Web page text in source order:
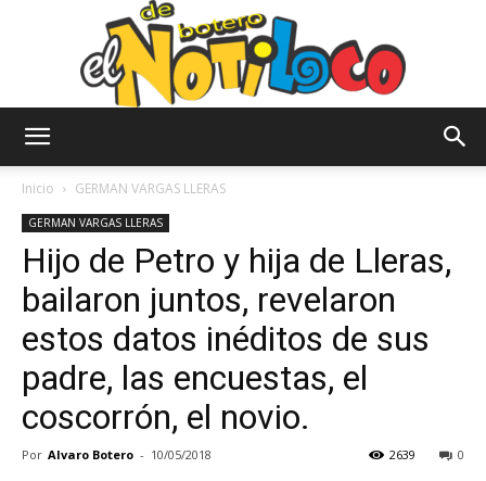
Notiloco
de
Inicio GERMAN VARGAS LLERAS
GERMAN VARGAS LLERAS
Hijo de Petro y hija de Lleras,
bailaron juntos, revelaron
estos datos inéditos de sus
padre, las encuestas, el
coscorrón, el novio.
Por Alvaro Botero - 10/05/2018 0
2639